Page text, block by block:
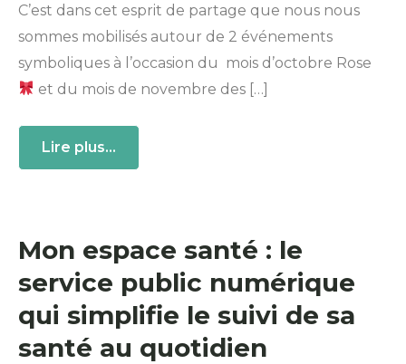
C’est dans cet esprit de partage que nous nous
sommes mobilisés autour de 2 événements
symboliques à l’occasion du mois d’octobre Rose
et du mois de novembre des […]
Lire plus...
Mon espace santé : le
service public numérique
qui simplifie le suivi de sa
santé au quotidien